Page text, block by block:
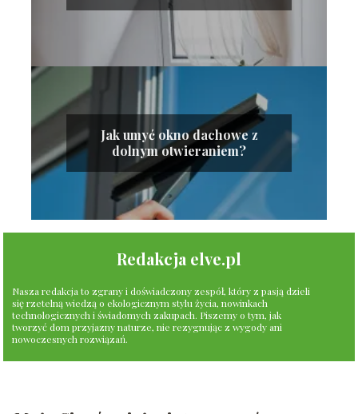
Jak umyć okno dachowe z
dolnym otwieraniem?
Redakcja elve.pl
Nasza redakcja to zgrany i doświadczony zespół, który z pasją dzieli
się rzetelną wiedzą o ekologicznym stylu życia, nowinkach
technologicznych i świadomych zakupach. Piszemy o tym, jak
tworzyć dom przyjazny naturze, nie rezygnując z wygody ani
nowoczesnych rozwiązań.